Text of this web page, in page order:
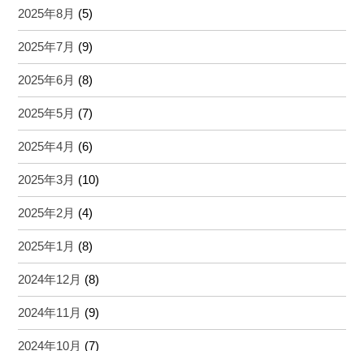
2025年8月 (5)
2025年7月 (9)
2025年6月 (8)
2025年5月 (7)
2025年4月 (6)
2025年3月 (10)
2025年2月 (4)
2025年1月 (8)
2024年12月 (8)
2024年11月 (9)
2024年10月 (7)